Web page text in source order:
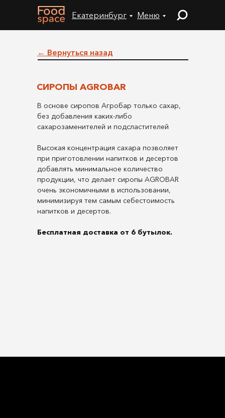
Меню
Екатеринбург
← Вернуться назад
В основе сиропов Агробар только сахар,
без добавления каких-либо
сахарозаменителей и подсластителей
Высокая концентрация сахара позволяет
при приготовлении напитков и десертов
добавлять минимальное количество
продукции, что делает сиропы AGROBAR
очень зкономичными в использовании,
минимизируя тем самым себестоимость
напитков и десертов.
Бесплатная доставка от 6 бутылок.
СИРОПЫ AGROBAR